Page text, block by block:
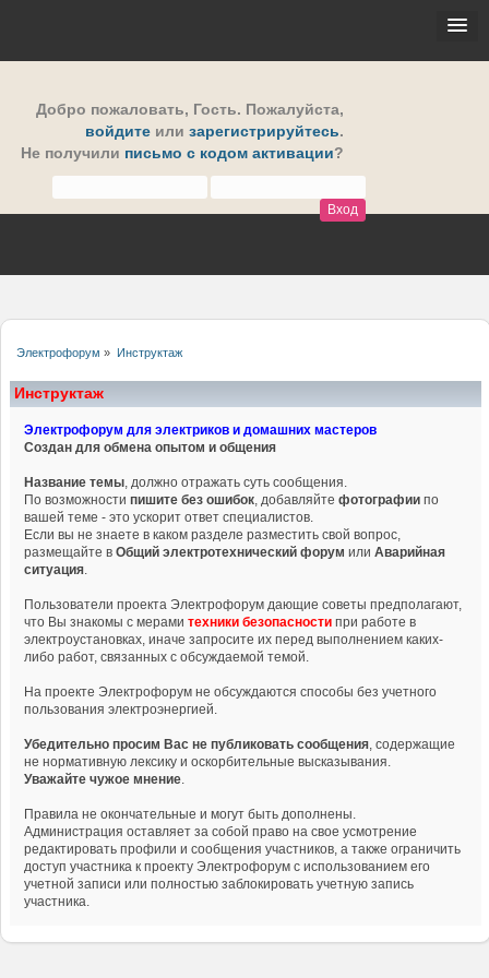
Добро пожаловать, Гость. Пожалуйста,
войдите или зарегистрируйтесь.
Не получили письмо с кодом активации?
Электрофорум » Инструктаж
Инструктаж
Электрофорум для электриков и домашних мастеров
Создан для обмена опытом и общения
Название темы, должно отражать суть сообщения.
По возможностипишите без ошибок, добавляйтефотографии по
вашей теме - это ускорит ответ специалистов.
Если вы не знаете в каком разделе разместить свой вопрос,
размещайте вОбщий электротехнический форум илиАварийная
ситуация.
Пользователи проекта Электрофорум дающие советы предполагают,
что Вы знакомы с мерамитехники безопасности при работе в
электроустановках, иначе запросите их перед выполнением каких-
либо работ, связанных с обсуждаемой темой.
На проекте Электрофорум не обсуждаются способы без учетного
пользования электроэнергией.
Убедительно просим Вас не публиковать сообщения, содержащие
не нормативную лексику и оскорбительные высказывания.
Уважайте чужое мнение.
Правила не окончательные и могут быть дополнены.
Администрация оставляет за собой право на свое усмотрение
редактировать профили и сообщения участников, а также ограничить
доступ участника к проекту Электрофорум с использованием его
учетной записи или полностью заблокировать учетную запись
участника.